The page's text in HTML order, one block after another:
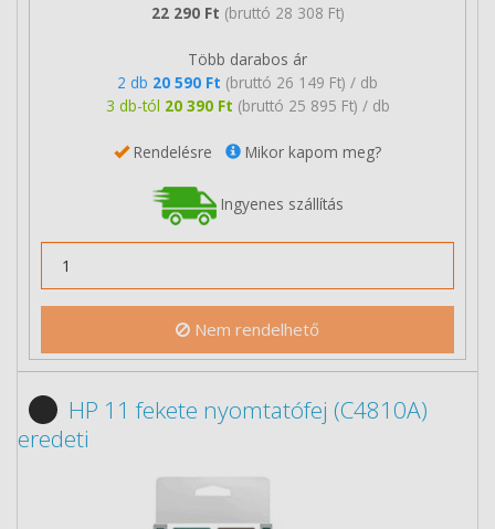
22 290 Ft (bruttó 28 308 Ft)
Több darabos ár
2 db 20 590 Ft (bruttó 26 149 Ft) / db
3 db-tól 20 390 Ft (bruttó 25 895 Ft) / db
Rendelésre Mikor kapom meg?
Ingyenes szállítás
Nem rendelhető
HP 11 fekete nyomtatófej (C4810A)
eredeti